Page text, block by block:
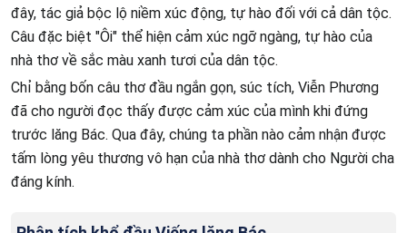
đây, tác giả bộc lộ niềm xúc động, tự hào đối với cả dân tộc.
Câu đặc biệt "Ôi" thể hiện cảm xúc ngỡ ngàng, tự hào của
nhà thơ về sắc màu xanh tươi của dân tộc.
Chỉ bằng bốn câu thơ đầu ngắn gọn, súc tích, Viễn Phương
đã cho người đọc thấy được cảm xúc của mình khi đứng
trước lăng Bác. Qua đây, chúng ta phần nào cảm nhận được
tấm lòng yêu thương vô hạn của nhà thơ dành cho Người cha
đáng kính.